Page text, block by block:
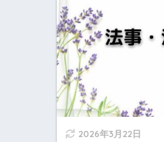
2026年3月22日